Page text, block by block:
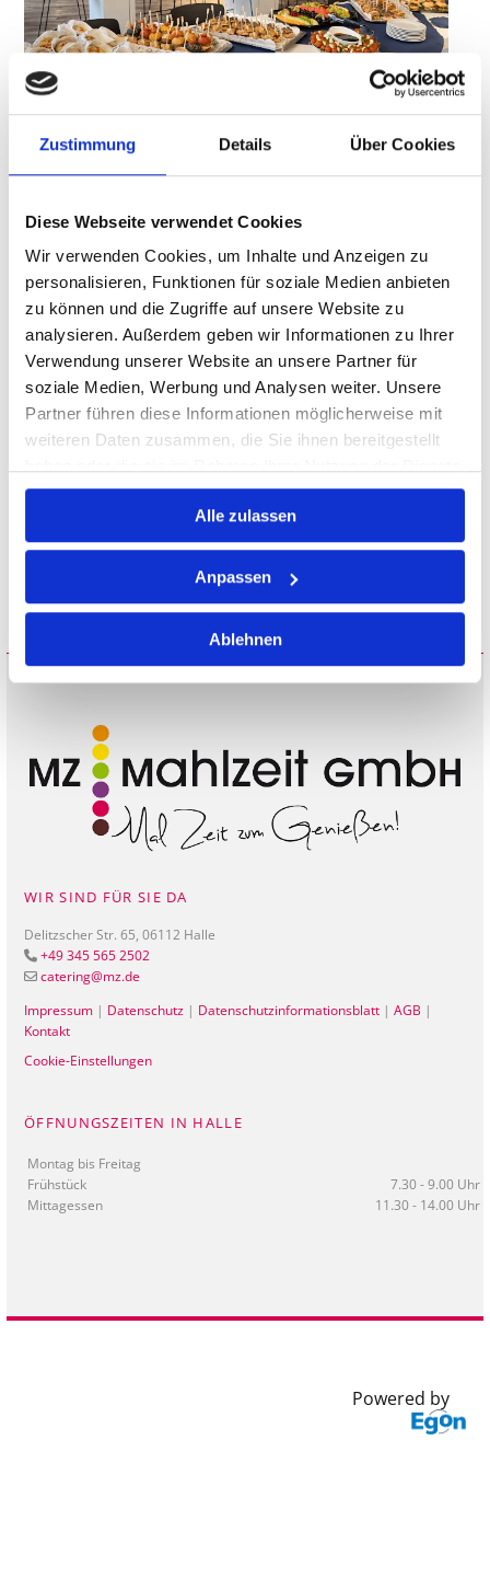
Zustimmung Details Über Cookies
Diese Webseite verwendet Cookies
Wir verwenden Cookies, um Inhalte und Anzeigen zu
personalisieren, Funktionen für soziale Medien anbieten
zu können und die Zugriffe auf unsere Website zu
analysieren. Außerdem geben wir Informationen zu Ihrer
Verwendung unserer Website an unsere Partner für
soziale Medien, Werbung und Analysen weiter. Unsere
Partner führen diese Informationen möglicherweise mit
weiteren Daten zusammen, die Sie ihnen bereitgestellt
gesammelt haben.
Alle zulassen
Anpassen
Ablehnen
MZ-Mahlzeit ist Ihr Experte für Messe-Cateringin
Dessau-Roßlau!Wir bieten köstliches Fingerfood,
Getränke für Ihre Veranstaltung. Ob warme oder
kalte Speisen, vegetarische Optionen oder
individuell zusammengestellte Platten – wir haben
für jedes Event das passende Angebot.
Dank frischer Zutaten, flexiblem Service und
pünktlicher Lieferung wird Ihre Messe kulinarisch
ein Erfolg.Jetzt Messe-Catering in Dessau-Roßlau
anfragen und Ihre Gäste verwöhnen!
WIR SIND FÜR SIE DA
Delitzscher Str. 65, 06112 Halle
 +49 345 565 2502
 catering@mz.de
Impressum | Datenschutz | Datenschutzinformationsblatt | AGB |
Kontakt
Cookie-Einstellungen
ÖFFNUNGSZEITEN IN HALLE
Montag bis Freitag
Frühstück
7.30 - 9.00 Uhr
Mittagessen
11.30 - 14.00 Uhr
Powered by